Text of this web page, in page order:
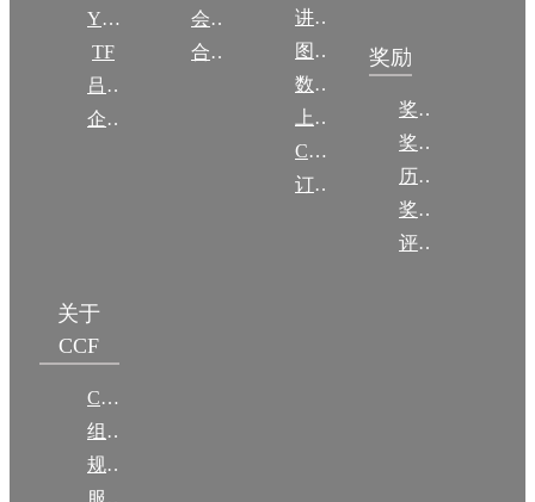
YOCSEF
TF
吕梁振兴
企智会
会员交费
合作伙伴
讲稿
图集
数图编审委员会
上传/发布作品
CCF DL Focus
订阅《计算》
奖励
奖励动态
奖励目录
历年获奖名单
奖项推荐
评奖条例
关于
CCF
CCF简介
组织机构
规章
服务项目